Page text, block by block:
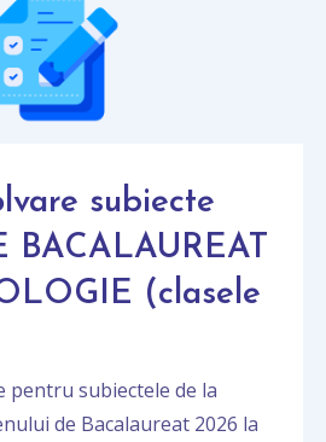
subiecte
BACALAUREAT
(clasele
pentru subiectele de la
de Bacalaureat 2026 la